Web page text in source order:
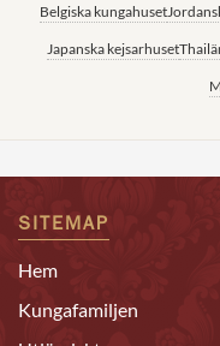
Belgiska kungahuset
Japanska kejsarhuset
SITEMAP
Hem
Kungafamiljen